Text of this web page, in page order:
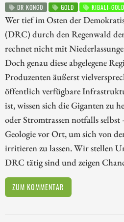
DR KONGO GOLD KIBALI-
Wer tief im Osten der
(DRC) durch den Regenwald
rechnet nicht mit
Doch genau diese abgelegene
Produzenten äußerst
öffentlich verfügbare
ist, wissen sich die Giganten zu
oder Stromtrassen notfalls
Geologie vor Ort, um sich von
irritieren zu lassen. Wir stellen
DRC tätig sind und zeigen
ZUM KOMMENTAR